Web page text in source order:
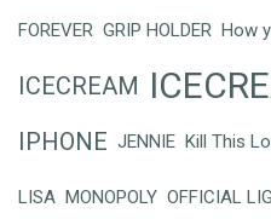
FOREVER GRIP HOLDER How
ICECREAM
IPHONE JENNIE Kill This
LISA MONOPOLY OFFICIAL